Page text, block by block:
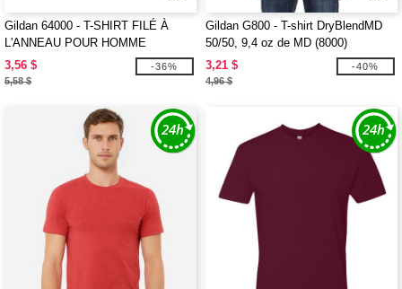
Gildan 64000 - T-SHIRT FILÉ À
L'ANNEAU POUR HOMME
3,56 $
5,58 $
-36%
Gildan G800 - T-shirt DryBlendMD
50/50, 9,4 oz de MD (8000)
3,21 $
4,96 $
-40%